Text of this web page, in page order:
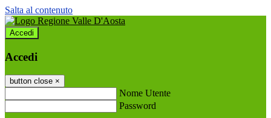
Salta al contenuto
Accedi
Accedi
button close ×
Nome Utente
Password